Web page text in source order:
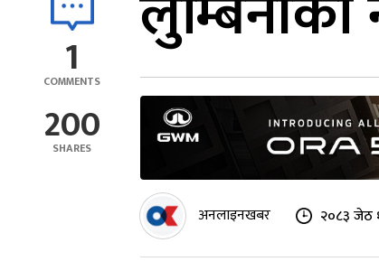
1
COMMENTS
200
SHARES
अनलाइनखबर २०८३ जेठ